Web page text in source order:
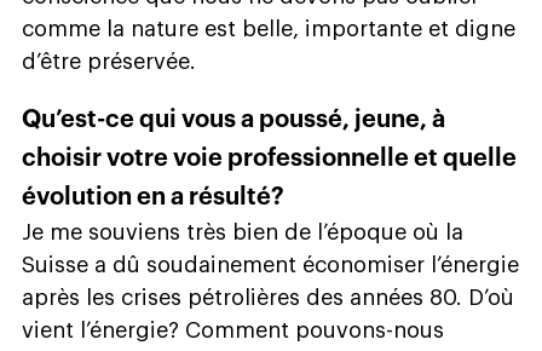
comme la nature est belle, importante et digne
d’être préservée.
Qu’est-ce qui vous a poussé, jeune, à
choisir votre voie professionnelle et quelle
évolution en a résulté?
Je me souviens très bien de l’époque où la
Suisse a dû soudainement économiser l’énergie
après les crises pétrolières des années 80. D’où
vient l’énergie? Comment pouvons-nous